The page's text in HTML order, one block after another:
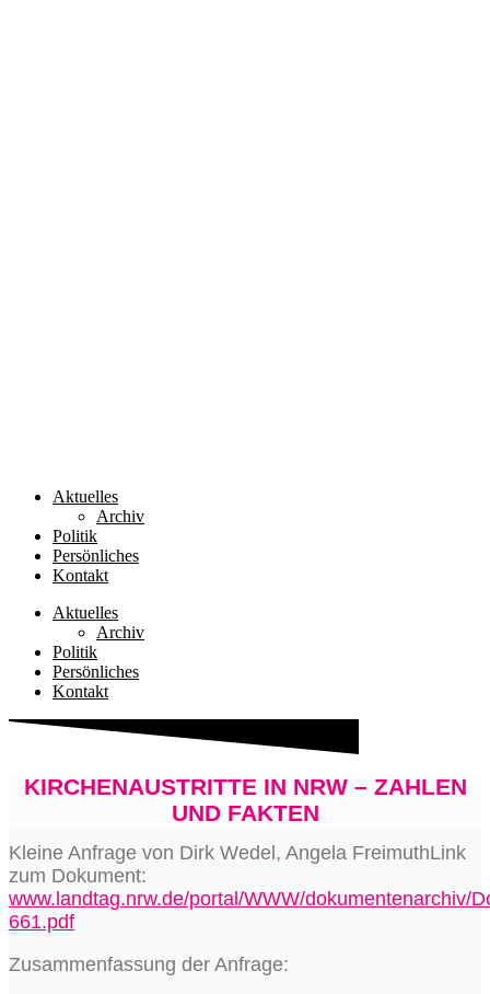
Aktuelles
Archiv
Politik
Persönliches
Kontakt
Aktuelles
Archiv
Politik
Persönliches
Kontakt
KIRCHENAUSTRITTE IN NRW – ZAHLEN
UND FAKTEN
Klei­ne Anfra­ge von Dirk Wedel, Ange­la Frei­muth­Link
zum Doku­ment:
www.landtag.nrw.de/portal/WWW/dokumentenarchiv/
661.pdf
Zusam­men­fas­sung der Anfrage: